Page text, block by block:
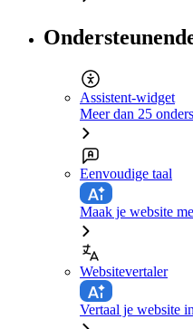
Assistent-widget
Meer dan 25
Eenvoudige taal
Maak je website
Websitevertaler
Vertaal je website